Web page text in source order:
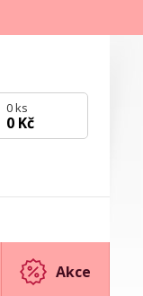
0ks
0 Kč
Akce